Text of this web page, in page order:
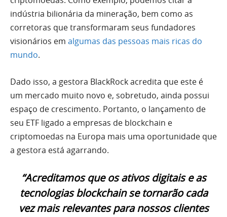
indústria bilionária da mineração, bem como as
corretoras que transformaram seus fundadores
visionários em algumas das pessoas mais ricas do
mundo.
Dado isso, a gestora BlackRock acredita que este é
um mercado muito novo e, sobretudo, ainda possui
espaço de crescimento. Portanto, o lançamento de
seu ETF ligado a empresas de blockchain e
criptomoedas na Europa mais uma oportunidade que
a gestora está agarrando.
“Acreditamos que os ativos digitais e as
tecnologias blockchain se tornarão cada
vez mais relevantes para nossos clientes